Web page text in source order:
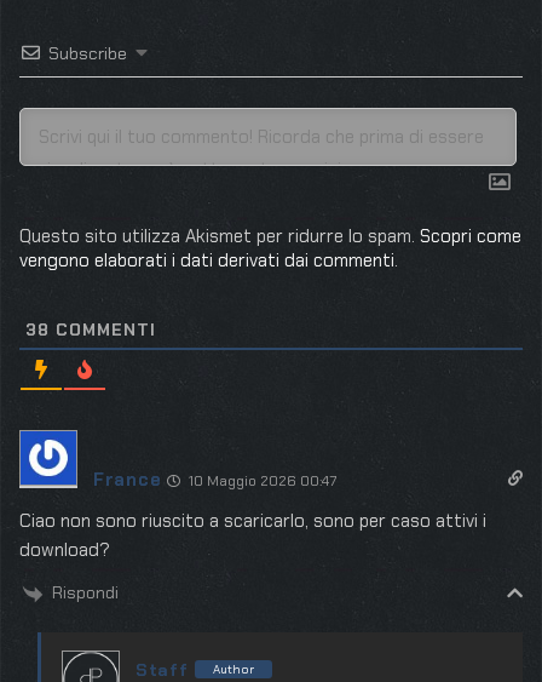
Subscribe
Questo sito utilizza Akismet per ridurre lo spam. Scopri come
vengono elaborati i dati derivati dai commenti.
38 COMMENTI
France 10 Maggio 2026 00:47
Ciao non sono riuscito a scaricarlo, sono per caso attivi i
download?
Rispondi
Staff Author